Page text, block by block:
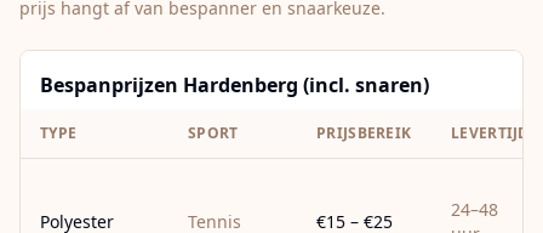
prijs hangt af van bespanner en snaarkeuze.
Bespanprijzen Hardenberg (incl. snaren)
TYPE SPORT PRIJSBEREIK LEVERTIJD
Polyester Tennis €15 – €25
24–48